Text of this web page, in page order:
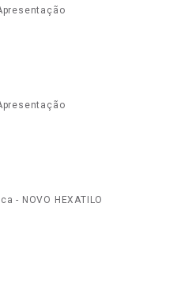
- NOVO HEXATILO